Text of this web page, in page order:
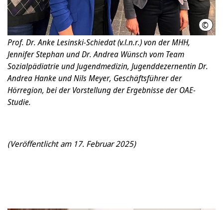
©
Prof. Dr. Anke Lesinski-Schiedat (v.l.n.r.) von der MHH,
Jennifer Stephan und Dr. Andrea Wünsch vom Team
Sozialpädiatrie und Jugendmedizin, Jugenddezernentin Dr.
Andrea Hanke und Nils Meyer, Geschäftsführer der
Hörregion, bei der Vorstellung der Ergebnisse der OAE-
Studie.
(Veröffentlicht am 17. Februar 2025)